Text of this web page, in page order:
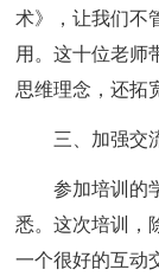
术》，让我们不
用。这十位老师
思维理念，还拓
三、加强交
参加培训的
悉。这次培训，
一个很好的互动